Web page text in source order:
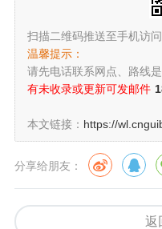
扫描二维码推送至手机访问
温馨提示：
请先电话联系网点、路线是
有未收录或更新可发邮件
本文链接： https://
分享给朋友：
返